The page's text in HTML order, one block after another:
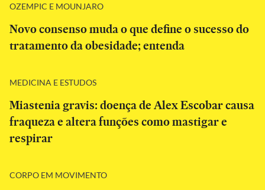
OZEMPIC E MOUNJARO
Novo consenso muda o que define o sucesso do
tratamento da obesidade; entenda
MEDICINA E ESTUDOS
Miastenia gravis: doença de Alex Escobar causa
fraqueza e altera funções como mastigar e
respirar
CORPO EM MOVIMENTO